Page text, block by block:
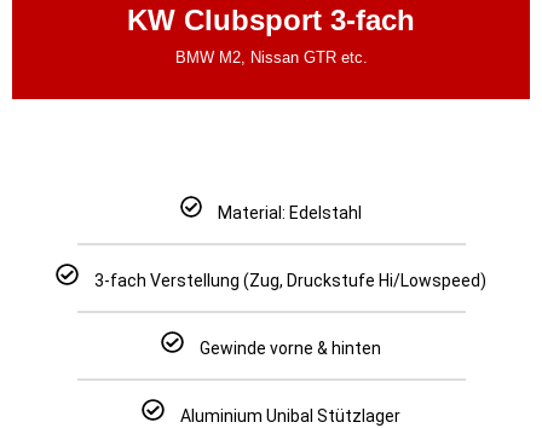
KW Clubsport 3-fach
BMW M2, Nissan GTR etc.
Material: Edelstahl
3-fach Verstellung (Zug, Druckstufe Hi/Lowspeed)
Gewinde vorne & hinten
Aluminium Unibal Stützlager